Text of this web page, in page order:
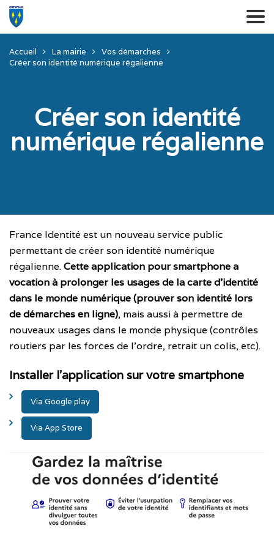
Accueil La mairie
Vos démarches
Créer son identité numérique régalienne
Créer son identité
numérique régalienne
France Identité est un nouveau service public
permettant de créer son identité numérique
régalienne.Cette application pour smartphone a
vocation à prolonger les usages de la carte d’identité
dans le monde numérique (prouver son identité lors
de démarches en ligne), mais aussi à permettre de
nouveaux usages dans le monde physique (contrôles
routiers par les forces de l’ordre, retrait un colis, etc).
Installer l’application sur votre smartphone
Via Google play
Via App Store